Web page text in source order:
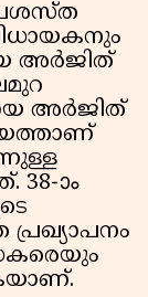
അർജിത്
അര്‍ജിത്
38-ാം
പ്രഖ്യാപനം